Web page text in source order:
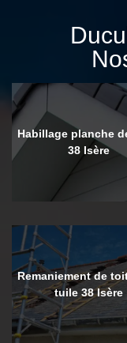
Habillage planche
38 Isère
Remaniement de
tuile 38 Isère